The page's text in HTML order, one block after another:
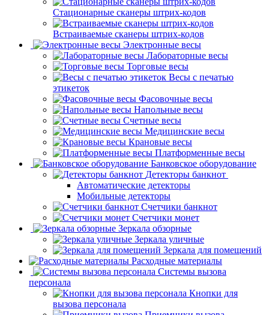
Стационарные сканеры штрих-кодов
Встраиваемые сканеры штрих-кодов
Электронные весы
Лабораторные весы
Торговые весы
Весы с печатью
этикеток
Фасовочные весы
Напольные весы
Счетные весы
Медицинские весы
Крановые весы
Платформенные весы
Банковское оборудование
Детекторы банкнот
Автоматические детекторы
Мобильные детекторы
Счетчики банкнот
Счетчики монет
Зеркала обзорные
Зеркала уличные
Зеркала для помещений
Расходные материалы
Системы вызова
персонала
Кнопки для
вызова персонала